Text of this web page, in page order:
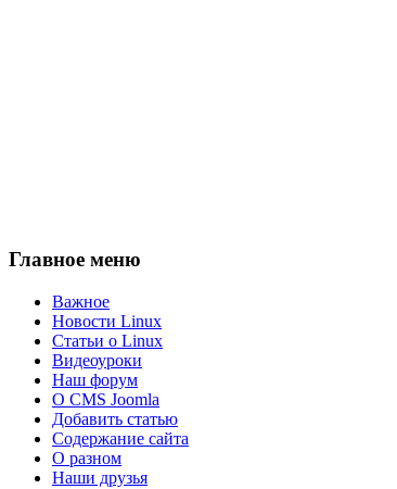
Главное меню
Важное
Новости Linux
Статьи о Linux
Видеоуроки
Наш форум
О CMS Joomla
Добавить статью
Содержание сайта
О разном
Наши друзья